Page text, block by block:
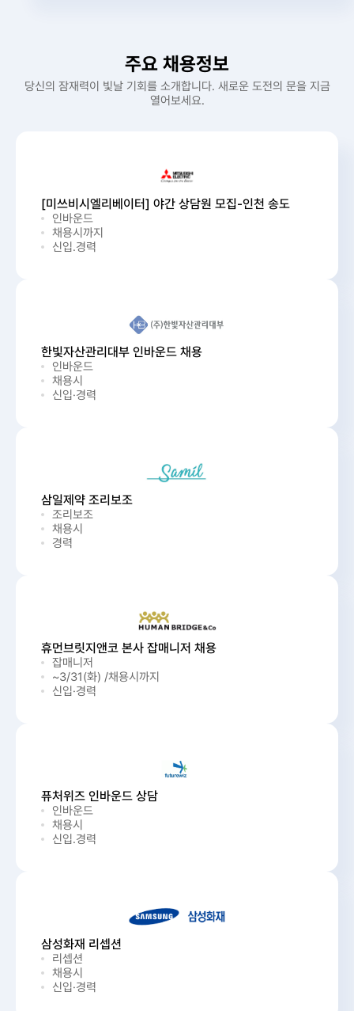
주요 채용정보
당신의 잠재력이 빛날 기회를 소개합니다. 새로운 도전의 문을 지금
열어보세요.
[미쓰비시엘리베이터] 야간 상담원 모집-인천 송도
인바운드
채용시까지
신입.경력
한빛자산관리대부 인바운드 채용
인바운드
채용시
신입·경력
삼일제약 조리보조
조리보조
채용시
경력
휴먼브릿지앤코 본사 잡매니저 채용
잡매니저
~3/31(화) /채용시까지
신입·경력
퓨처위즈 인바운드 상담
인바운드
채용시
신입.경력
삼성화재 리셉션
리셉션
채용시
신입·경력